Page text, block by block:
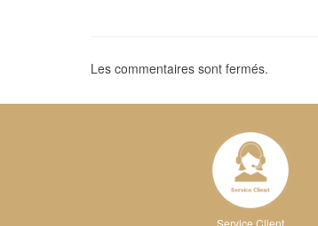
Les commentaires sont fermés.
Service Client